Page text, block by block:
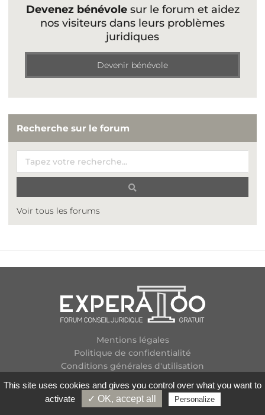
Devenez bénévolesur le forum et aidez
nos visiteurs dans leurs problèmes
juridiques
Devenir bénévole
Recherche sur le forum
Voir tous les forums
Mentions légales
Politique de confidentialité
Conditions générales d'utilisation
Contactez-nous
Flux RSS
This site uses cookies and gives you control over what you want to
activate
✓ OK, accept all Personalize